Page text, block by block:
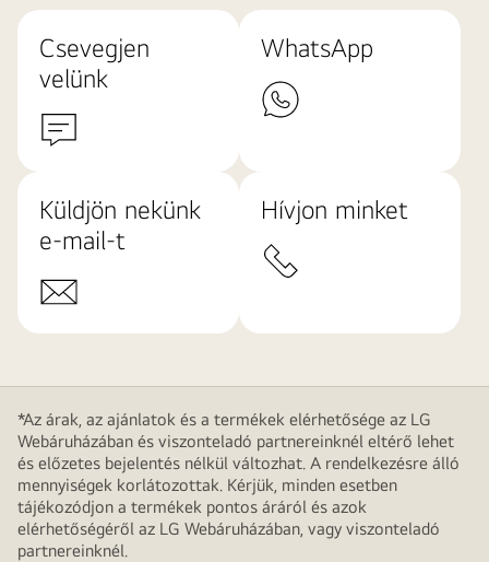
Csevegjen
velünk
WhatsApp
Küldjön nekünk
e-mail-t
Hívjon minket
*Az árak, az ajánlatok és a termékek elérhetősége az LG
Webáruházában és viszonteladó partnereinknél eltérő lehet
és előzetes bejelentés nélkül változhat. A rendelkezésre álló
mennyiségek korlátozottak. Kérjük, minden esetben
tájékozódjon a termékek pontos áráról és azok
elérhetőségéről az LG Webáruházában, vagy viszonteladó
partnereinknél.